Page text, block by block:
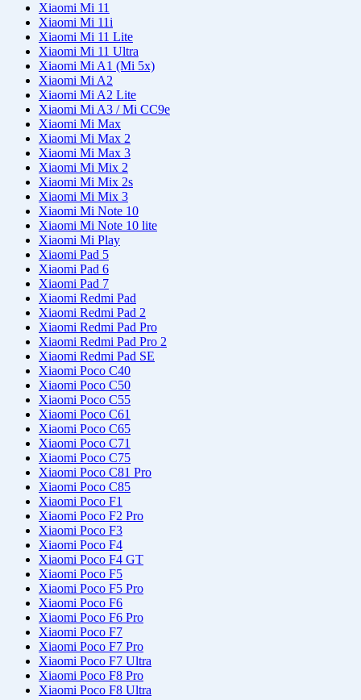
Xiaomi Mi 11
Xiaomi Mi 11i
Xiaomi Mi 11 Lite
Xiaomi Mi 11 Ultra
Xiaomi Mi A1 (Mi 5x)
Xiaomi Mi A2
Xiaomi Mi A2 Lite
Xiaomi Mi A3 / Mi CC9e
Xiaomi Mi Max
Xiaomi Mi Max 2
Xiaomi Mi Max 3
Xiaomi Mi Mix 2
Xiaomi Mi Mix 2s
Xiaomi Mi Mix 3
Xiaomi Mi Note 10
Xiaomi Mi Note 10 lite
Xiaomi Mi Play
Xiaomi Pad 5
Xiaomi Pad 6
Xiaomi Pad 7
Xiaomi Redmi Pad
Xiaomi Redmi Pad 2
Xiaomi Redmi Pad Pro
Xiaomi Redmi Pad Pro 2
Xiaomi Redmi Pad SE
Xiaomi Poco C40
Xiaomi Poco C50
Xiaomi Poco C55
Xiaomi Poco C61
Xiaomi Poco C65
Xiaomi Poco C71
Xiaomi Poco C75
Xiaomi Poco C81 Pro
Xiaomi Poco C85
Xiaomi Poco F1
Xiaomi Poco F2 Pro
Xiaomi Poco F3
Xiaomi Poco F4
Xiaomi Poco F4 GT
Xiaomi Poco F5
Xiaomi Poco F5 Pro
Xiaomi Poco F6
Xiaomi Poco F6 Pro
Xiaomi Poco F7
Xiaomi Poco F7 Pro
Xiaomi Poco F7 Ultra
Xiaomi Poco F8 Pro
Xiaomi Poco F8 Ultra